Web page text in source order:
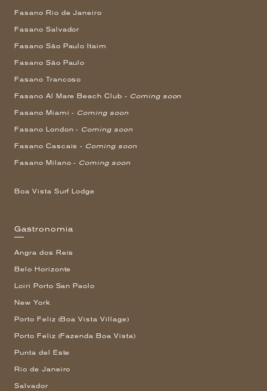
Fasano Rio de Janeiro
Fasano Salvador
Fasano São Paulo Itaim
Fasano São Paulo
Fasano Trancoso
Fasano Al Mare Beach Club - Coming soon
Fasano Miami - Coming soon
Fasano London - Coming soon
Fasano Cascais - Coming soon
Fasano Milano - Coming soon
Boa Vista Surf Lodge
Gastronomia
Angra dos Reis
Belo Horizonte
Loiri Porto San Paolo
New York
Porto Feliz (Boa Vista Village)
Porto Feliz (Fazenda Boa Vista)
Punta del Este
Rio de Janeiro
Salvador